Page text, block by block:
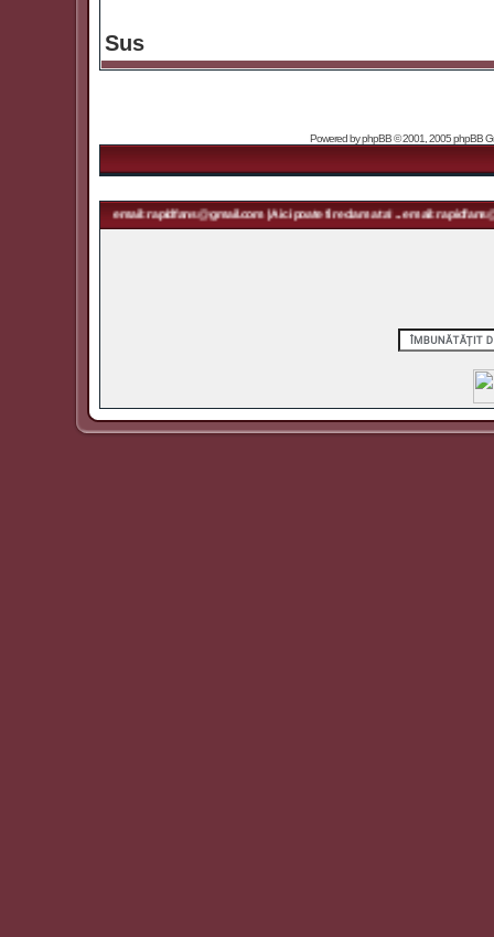
Sus
Powered byphpBB© 2001, 2005 phpBB
... email: rapidfans@gmail.com | Aici poate fi reclama ta! ... email: rapidfans@gmail.com